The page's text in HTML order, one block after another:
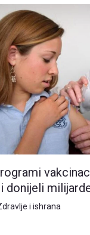
donijeli
i ishrana